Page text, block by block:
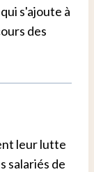
s'ajoute à
des
leur lutte
salariés de